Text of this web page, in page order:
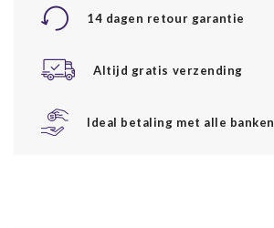
14 dagen retour garantie
Altijd gratis verzending
Ideal betaling met alle banken